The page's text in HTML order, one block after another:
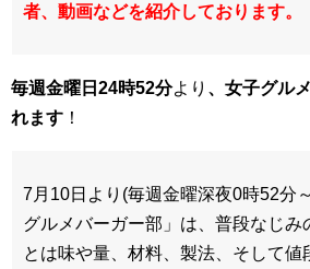
者、動画などを紹介しております。
毎週金曜日24時52分より 、女子グル
れます ！
7月10日より(毎週金曜深夜0時52分
グルメバーガー部」は、普段なじみ
とは味や量、材料、製法、そして値